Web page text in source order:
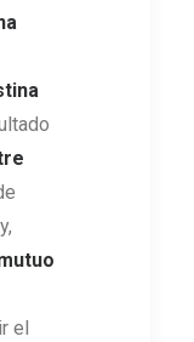
el